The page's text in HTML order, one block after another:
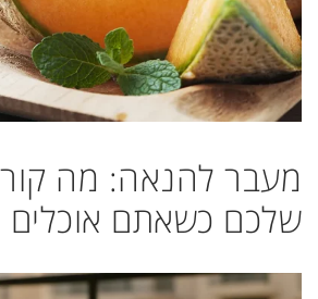
מעבר להנאה: מה
שלכם כשאתם אוכלים